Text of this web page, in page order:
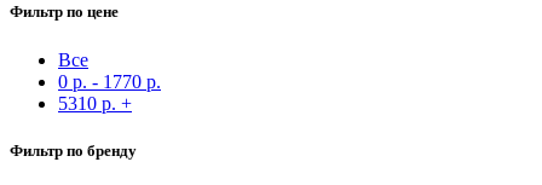
Фильтр по цене
Все
0 р. - 1770 р.
5310 р. +
Фильтр по бренду